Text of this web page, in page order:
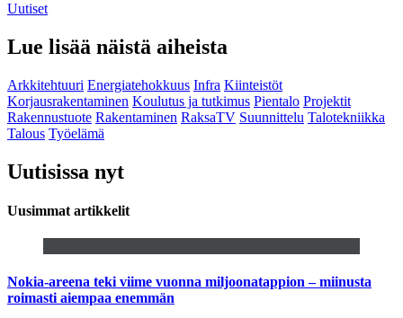
Uutiset
Lue lisää näistä aiheista
Arkkitehtuuri Energiatehokkuus Infra Kiinteistöt
Korjausrakentaminen Koulutus ja tutkimus Pientalo Projektit
Rakennustuote Rakentaminen RaksaTV Suunnittelu Talotekniikka
Talous Työelämä
Uutisissa nyt
Uusimmat artikkelit
Nokia-areena teki viime vuonna miljoonatappion – miinusta
roimasti aiempaa enemmän